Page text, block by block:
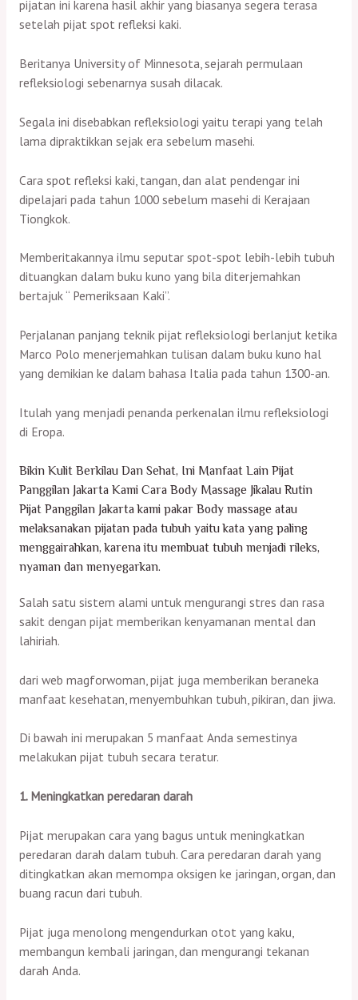
pijatan ini karena hasil akhir yang biasanya segera terasa
setelah pijat spot refleksi kaki.
Beritanya University of Minnesota, sejarah permulaan
refleksiologi sebenarnya susah dilacak.
Segala ini disebabkan refleksiologi yaitu terapi yang telah
lama dipraktikkan sejak era sebelum masehi.
Cara spot refleksi kaki, tangan, dan alat pendengar ini
dipelajari pada tahun 1000 sebelum masehi di Kerajaan
Tiongkok.
Memberitakannya ilmu seputar spot-spot lebih-lebih tubuh
dituangkan dalam buku kuno yang bila diterjemahkan
bertajuk “ Pemeriksaan Kaki”.
Perjalanan panjang teknik pijat refleksiologi berlanjut ketika
Marco Polo menerjemahkan tulisan dalam buku kuno hal
yang demikian ke dalam bahasa Italia pada tahun 1300-an.
Itulah yang menjadi penanda perkenalan ilmu refleksiologi
di Eropa.
Bikin Kulit Berkilau Dan Sehat, Ini Manfaat Lain Pijat
Panggilan Jakarta Kami Cara Body Massage Jikalau Rutin
Pijat Panggilan Jakarta kami pakar Body massage atau
melaksanakan pijatan pada tubuh yaitu kata yang paling
menggairahkan, karena itu membuat tubuh menjadi rileks,
nyaman dan menyegarkan.
Salah satu sistem alami untuk mengurangi stres dan rasa
sakit dengan pijat memberikan kenyamanan mental dan
lahiriah.
dari web magforwoman, pijat juga memberikan beraneka
manfaat kesehatan, menyembuhkan tubuh, pikiran, dan jiwa.
Di bawah ini merupakan 5 manfaat Anda semestinya
melakukan pijat tubuh secara teratur.
1. Meningkatkan peredaran darah
Pijat merupakan cara yang bagus untuk meningkatkan
peredaran darah dalam tubuh. Cara peredaran darah yang
ditingkatkan akan memompa oksigen ke jaringan, organ, dan
buang racun dari tubuh.
Pijat juga menolong mengendurkan otot yang kaku,
membangun kembali jaringan, dan mengurangi tekanan
darah Anda.